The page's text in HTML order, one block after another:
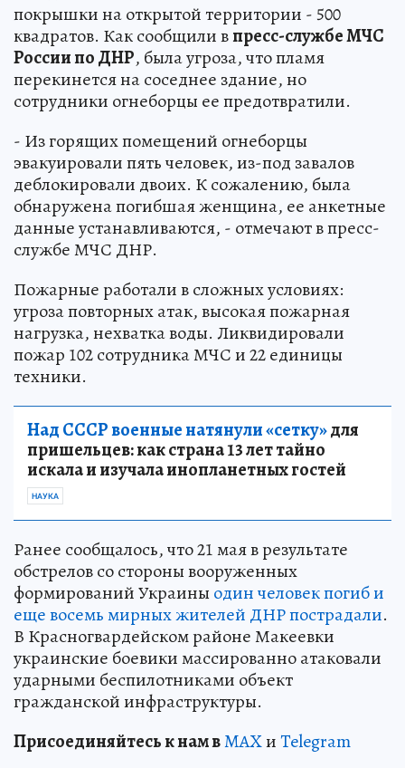
покрышки на открытой территории - 500
квадратов. Как сообщили впресс-службе МЧС
России по ДНР, была угроза, что пламя
перекинется на соседнее здание, но
сотрудники огнеборцы ее предотвратили.
- Из горящих помещений огнеборцы
эвакуировали пять человек, из-под завалов
деблокировали двоих. К сожалению, была
обнаружена погибшая женщина, ее анкетные
данные устанавливаются, - отмечают в пресс-
службе МЧС ДНР.
Пожарные работали в сложных условиях:
угроза повторных атак, высокая пожарная
нагрузка, нехватка воды. Ликвидировали
пожар 102 сотрудника МЧС и 22 единицы
техники.
Над СССР военные натянули «сетку»для
пришельцев: как страна 13 лет тайно
искала и изучала инопланетных гостей
НАУКА
Ранее сообщалось, что 21 мая в результате
обстрелов со стороны вооруженных
формирований Украины один человек погиб и
еще восемь мирных жителей ДНР пострадали.
В Красногвардейском районе Макеевки
украинские боевики массированно атаковали
ударными беспилотниками объект
гражданской инфраструктуры.
Присоединяйтесь к нам вMAXиTelegram